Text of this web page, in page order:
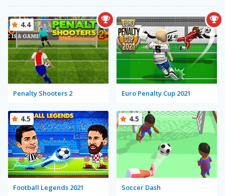
Penalty Shooters 2
4.4
Euro Penalty Cup 2021
Football Legends 2021
4.5
Soccer Dash
4.5